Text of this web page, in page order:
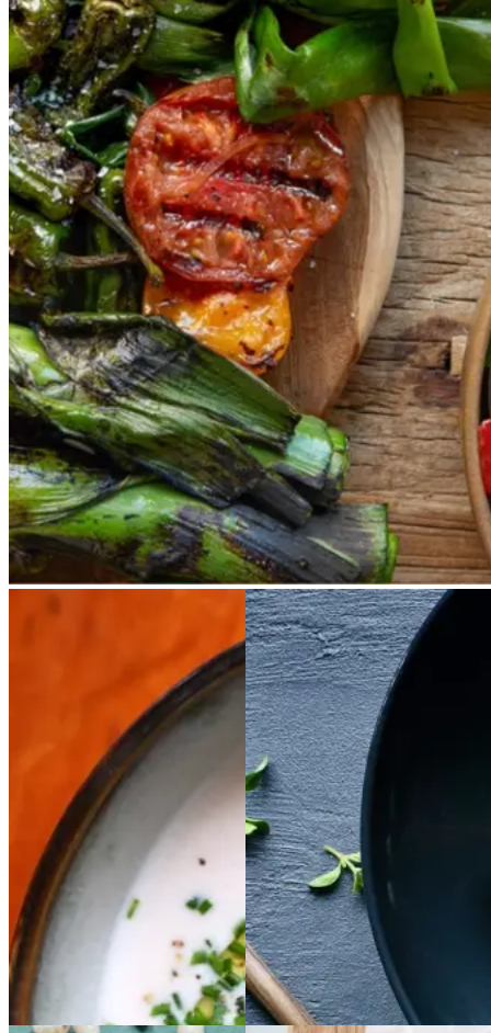
Gem opskrift
Vegansk
Vegetarisk
Vores version af den traditionelle
salat empedrat fra det catalanske
køkken. Spis den med brød som
en let frokost eller i et større
måltid som her. Salbitxada minder
noget om en anden ligeledes
catalansk sauce, romesco. I
Catalonien spises den til såkaldte
calcots, der er små porrelignende
løg. Dem griller man helt sorte, så
fjerner man den yderste skal og
dypper det fløjlsbløde løg i
saucen. Calcots er svære at
opdrive på disse kanter, men små
nye porrer kan bruges.
Kold hvid
bønnesuppe
bønnesu
Gem opskrift
SatjaSatja de
pollopollo
Gem opskrift
Aftensmad